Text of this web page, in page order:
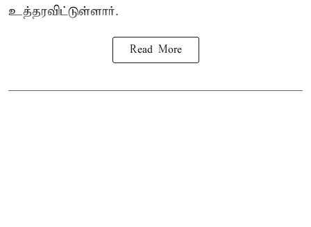
உத்தரவிட்டுள்ளார்.
Read More